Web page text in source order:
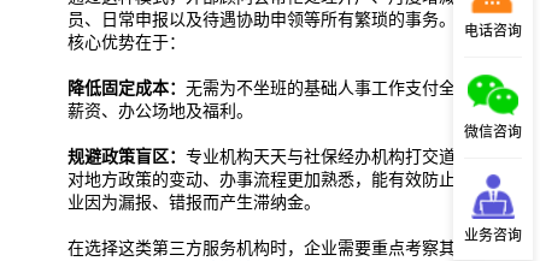
员、日常申报以及待遇协助申领等所有繁琐的事务。其
核心优势在于：
降低固定成本： 无需为不坐班的基础人事工作支付全职
薪资、办公场地及福利。
规避政策盲区： 专业机构天天与社保经办机构打交道，
对地方政策的变动、办事流程更加熟悉，能有效防止企
业因为漏报、错报而产生滞纳金。
在选择这类第三方服务机构时，企业需要重点考察其合
电话咨询
微信咨询
业务咨询